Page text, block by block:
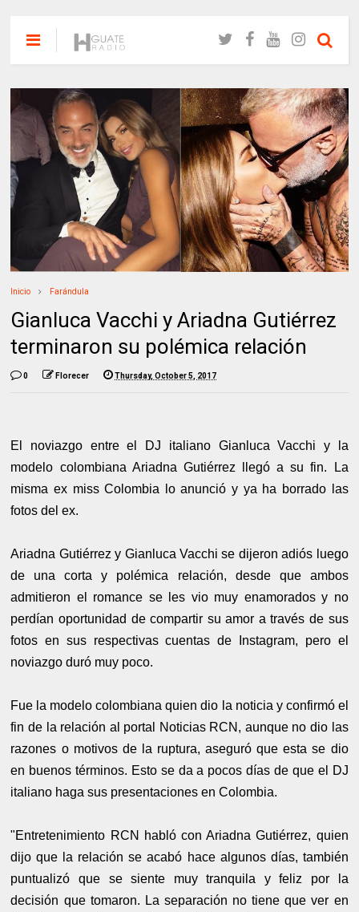
Inicio Farándula
Gianluca Vacchi y Ariadna Gutiérrez
terminaron su polémica relación
0 Florecer Thursday, October 5, 2017
El noviazgo entre el DJ italiano Gianluca Vacchi y la
modelo colombiana Ariadna Gutiérrez llegó a su fin. La
misma ex miss Colombia lo anunció y ya ha borrado las
fotos del ex.
Ariadna Gutiérrez y Gianluca Vacchi se dijeron adiós luego
de una corta y polémica relación, desde que ambos
admitieron el romance se les vio muy enamorados y no
perdían oportunidad de compartir su amor a través de sus
fotos en sus respectivas cuentas de Instagram, pero el
noviazgo duró muy poco.
Fue la modelo colombiana quien dio la noticia y confirmó el
fin de la relación al portal Noticias RCN, aunque no dio las
razones o motivos de la ruptura, aseguró que esta se dio
en buenos términos. Esto se da a pocos días de que el DJ
italiano haga sus presentaciones en Colombia.
"Entretenimiento RCN habló con Ariadna Gutiérrez, quien
dijo que la relación se acabó hace algunos días, también
puntualizó que se siente muy tranquila y feliz por la
decisión que tomaron. La separación no tiene que ver en